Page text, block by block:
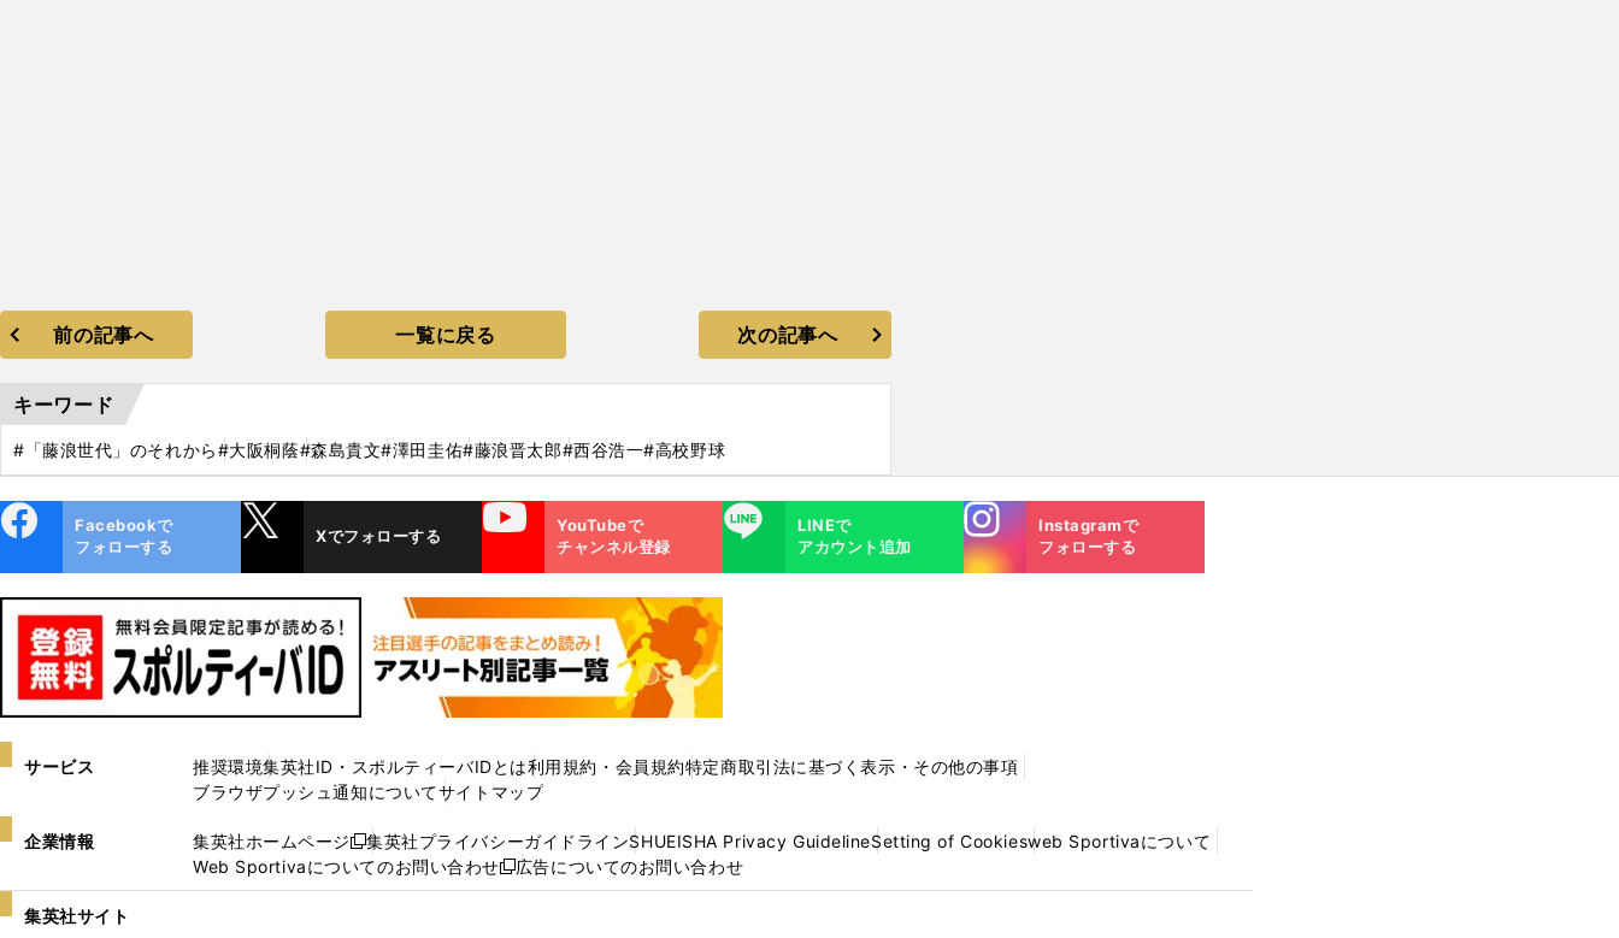
前の記事へ 一覧に戻る 次の記事へ
キーワード
#「藤浪世代」のそれから#大阪桐蔭#森島貴文#澤田圭佑#藤浪晋太郎#西谷浩一#高校野球
ok
Facebookで
フォローする
Xでフォローする
YouTube
YouTubeで
チャンネル登録
LINE
LINEで
アカウント追加
Instagra
m
Instagramで
フォローする
サービス 推奨環境集英社ID・スポルティーバIDとは利用規約・会員規約特定商取引法に基づく表示・その他の事項
ブラウザプッシュ通知についてサイトマップ
企業情報 集英社ホームページ
新
し
い
集英社プライバシーガイドラインSHUEISHA Privacy GuidelineSetting of Cookiesweb Sportivaについて
Web Sportivaについてのお問い合わせ
新
し
広告についてのお問い合わせ
集英社サイト